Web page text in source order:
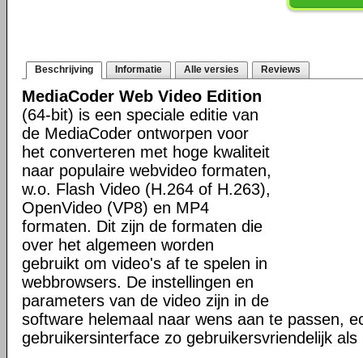
Beschrijving Informatie Alle versies Reviews
MediaCoder Web Video Edition
(64-bit) is een speciale editie van
de MediaCoder ontworpen voor
het converteren met hoge kwaliteit
naar populaire webvideo formaten,
w.o. Flash Video (H.264 of H.263),
OpenVideo (VP8) en MP4
formaten. Dit zijn de formaten die
over het algemeen worden
gebruikt om video's af te spelen in
webbrowsers. De instellingen en
parameters van de video zijn in de
software helemaal naar wens aan te passen,
gebruikersinterface zo gebruikersvriendelijk